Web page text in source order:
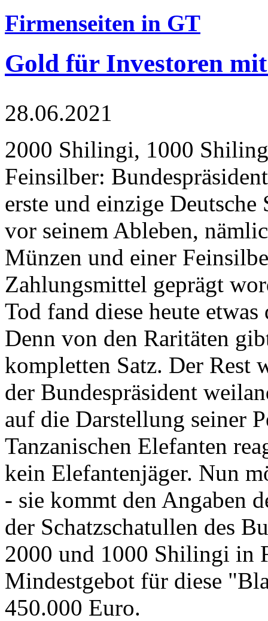
Firmenseiten in GT
Gold für Investoren
28.06.2021
2000 Shilingi, 1000
Feinsilber:
erste und einzige Deutsche
vor seinem Ableben,
Münzen und einer
Zahlungsmittel geprägt
Tod fand diese heute
Denn von den Raritäten
kompletten Satz. Der Rest
der Bundespräsident
auf die Darstellung seiner
Tanzanischen Elefanten
kein Elefantenjäger. Nun
- sie kommt den Angaben
der Schatzschatullen des
2000 und 1000 Shilingi in
Mindestgebot für diese
450.000 Euro.